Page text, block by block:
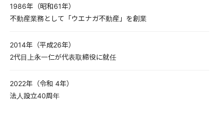
1986年（昭和61年）
不動産業務として「ウエナガ不動産」を創業
2014年（平成26年）
2代目上永一仁が代表取締役に就任
2022年（令和 4年）
法人設立40周年